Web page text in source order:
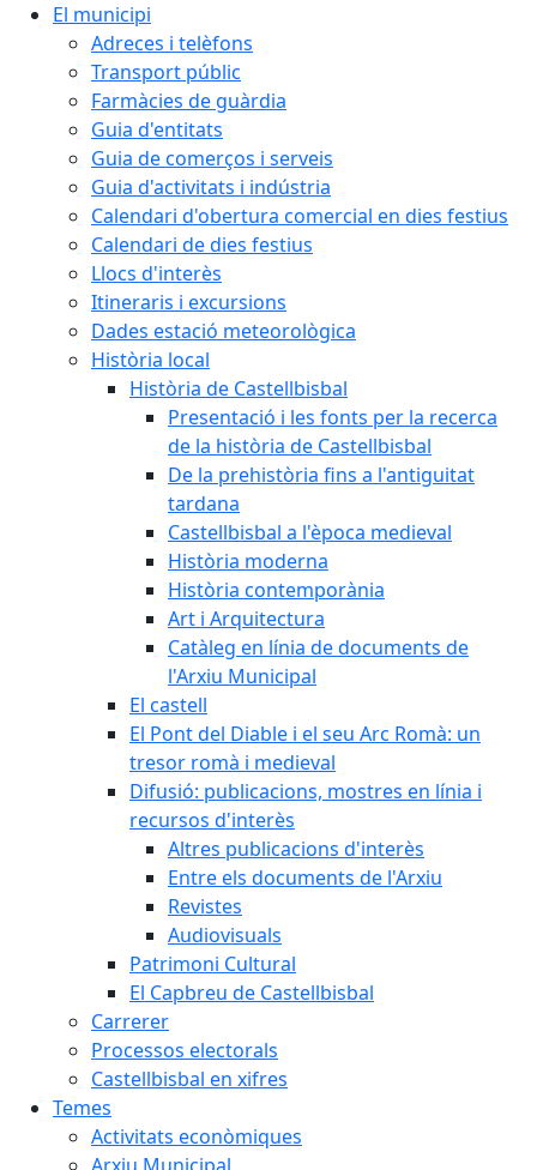
El municipi
Adreces i telèfons
Transport públic
Farmàcies de guàrdia
Guia d'entitats
Guia de comerços i serveis
Guia d'activitats i indústria
Calendari d'obertura comercial en dies festius
Calendari de dies festius
Llocs d'interès
Itineraris i excursions
Dades estació meteorològica
Història local
Història de Castellbisbal
Presentació i les fonts per la recerca
de la història de Castellbisbal
De la prehistòria fins a l'antiguitat
tardana
Castellbisbal a l'època medieval
Història moderna
Història contemporània
Art i Arquitectura
Catàleg en línia de documents de
l'Arxiu Municipal
El castell
El Pont del Diable i el seu Arc Romà: un
tresor romà i medieval
Difusió: publicacions, mostres en línia i
recursos d'interès
Altres publicacions d'interès
Entre els documents de l'Arxiu
Revistes
Audiovisuals
Patrimoni Cultural
El Capbreu de Castellbisbal
Carrerer
Processos electorals
Castellbisbal en xifres
Temes
Activitats econòmiques